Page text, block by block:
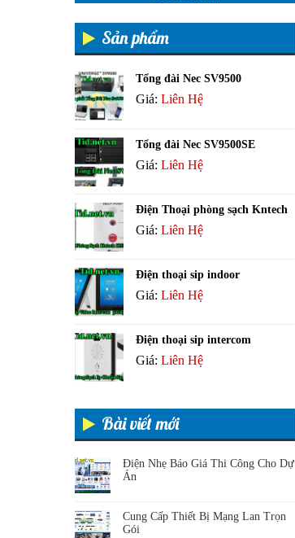
Sản phẩm
Tổng đài Nec SV9500
Giá: Liên Hệ
Tổng đài Nec SV9500SE
Giá: Liên Hệ
Điện Thoại phòng sạch Kntech
Giá: Liên Hệ
Điện thoại sip indoor
Giá: Liên Hệ
Điện thoại sip intercom
Giá: Liên Hệ
Bài viết mới
Điện Nhẹ Báo Giá Thi Công Cho Dự
Án
Cung Cấp Thiết Bị Mạng Lan Trọn
Gói